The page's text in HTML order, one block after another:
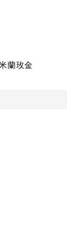
蘭玫金